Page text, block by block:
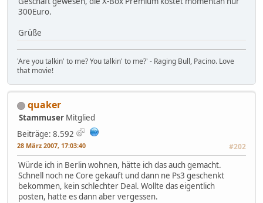
300Euro.
Grüße
'Are you talkin' to me? You talkin' to me?' - Raging Bull, Pacino. Love
that movie!
quaker
Stammuser Mitglied
Beiträge: 8.592
28 März 2007, 17:03:40 #202
Würde ich in Berlin wohnen, hätte ich das auch gemacht.
Schnell noch ne Core gekauft und dann ne Ps3 geschenkt
bekommen, kein schlechter Deal. Wollte das eigentlich
posten, hatte es dann aber vergessen.